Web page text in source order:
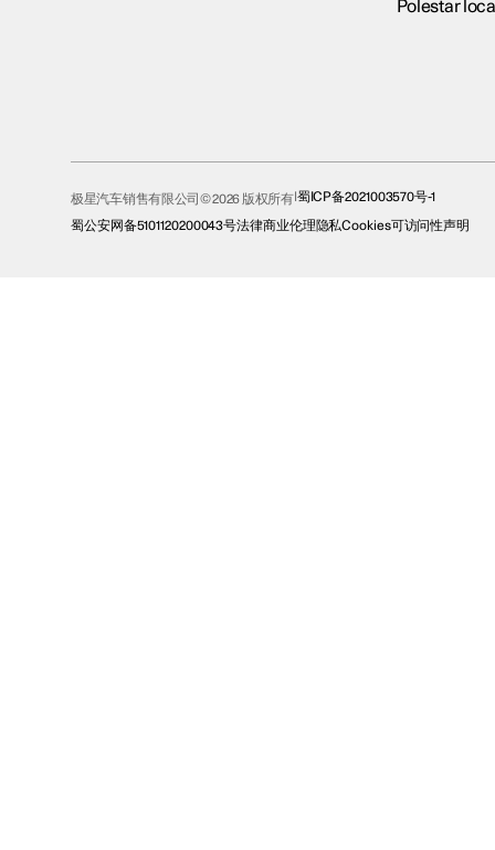
Polestar
极星汽车销售有限公司© 2026 版权所有 蜀ICP备2021003570号-1
蜀公安网备5101120200043号法律商业伦理隐私Cookies可访问性声明